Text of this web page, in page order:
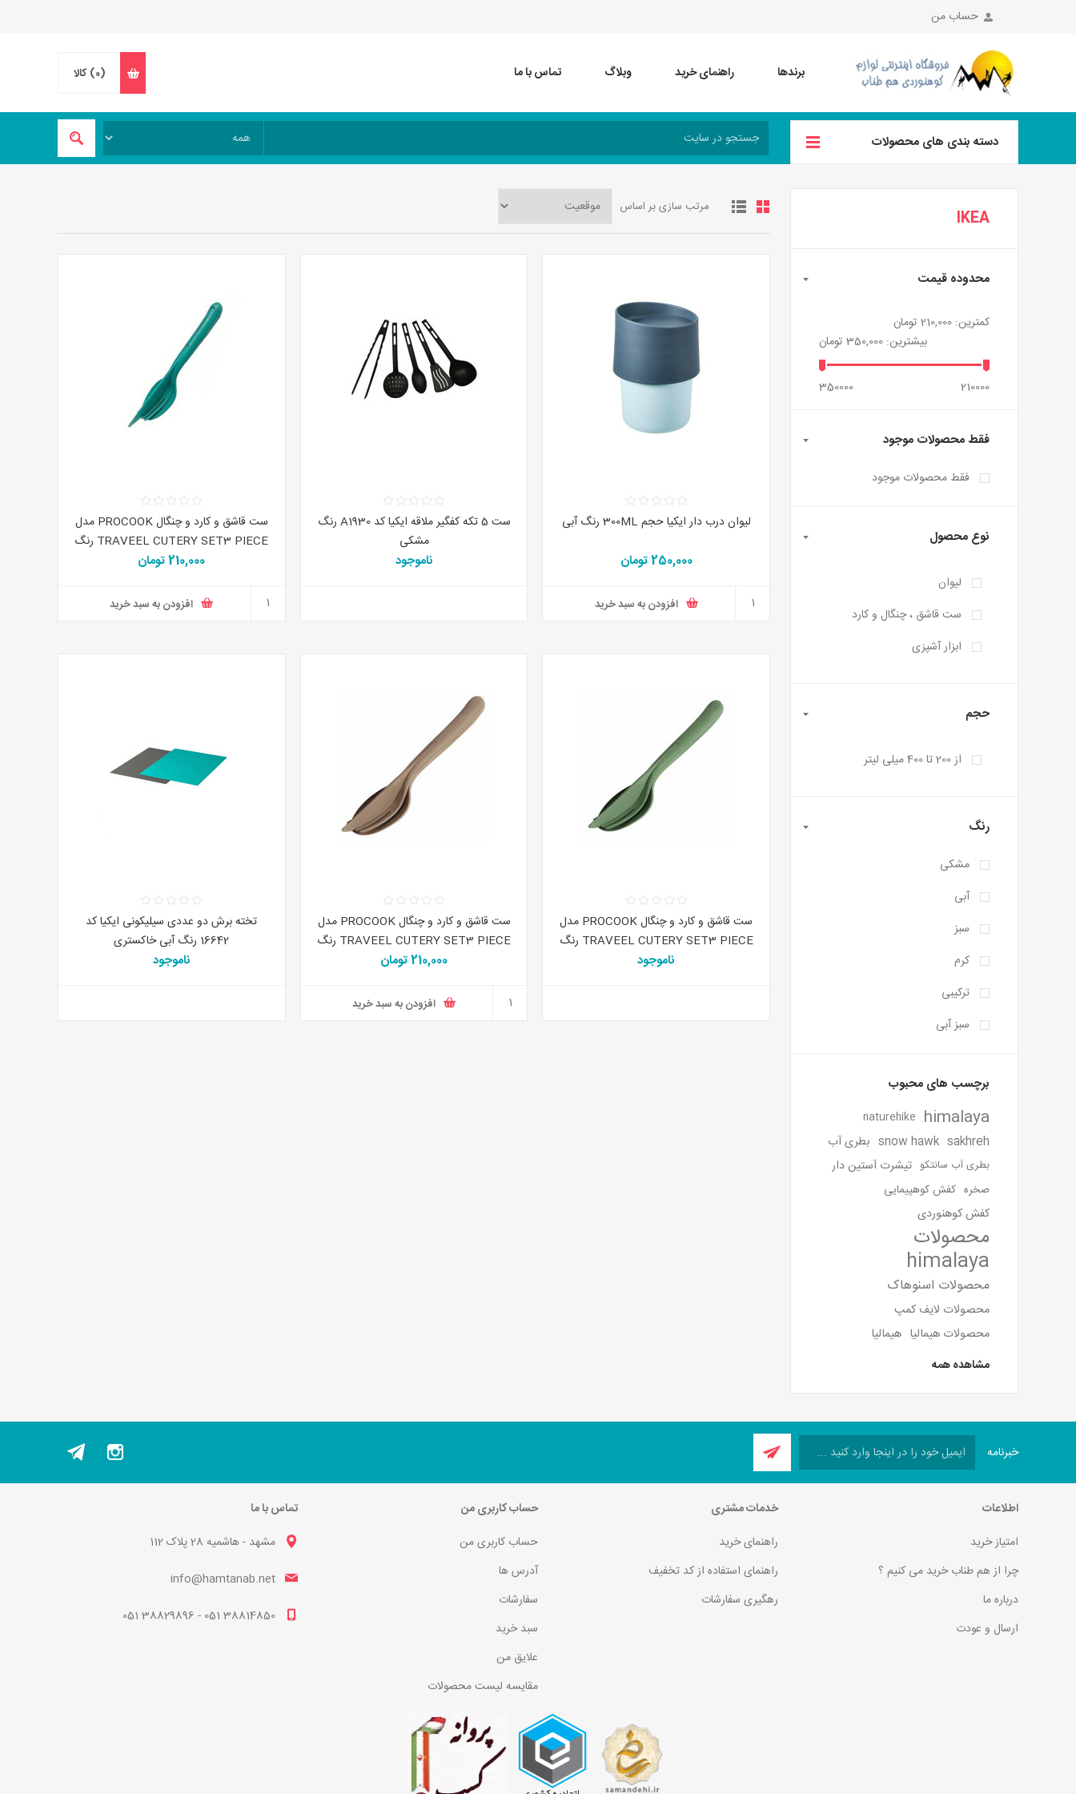
حساب من
برندها راهنمای خرید وبلاگ تماس با ما (0) کالا
دسته بندی های محصولات
مرتب سازی بر اساس
لیوان درب دار ایکیا حجم 300ML رنگ آبی
250,000 تومان
افزودن به سبد خرید
ست 5 تکه کفگیر ملاقه ایکیا کد A1930 رنگ
مشکی
ناموجود
ست قاشق و کارد و چنگال PROCOOK مدل
TRAVEEL CUTERY SET3 PIECE رنگ
سبز آبی
210,000 تومان
افزودن به سبد خرید
ست قاشق و کارد و چنگال PROCOOK مدل
TRAVEEL CUTERY SET3 PIECE رنگ
سبز
ناموجود
ست قاشق و کارد و چنگال PROCOOK مدل
TRAVEEL CUTERY SET3 PIECE رنگ
کرم
210,000 تومان
افزودن به سبد خرید
تخته برش دو عددی سیلیکونی ایکیا کد
16642 رنگ آبی خاکستری
ناموجود
IKEA
محدوده قیمت
کمترین: 210,000 تومان
بیشترین: 350,000 تومان
210000
350000
فقط محصولات موجود
فقط محصولات موجود
نوع محصول
لیوان
ست قاشق ، چنگال و کارد
ابزار آشپزی
حجم
از 200 تا 400 میلی لیتر
رنگ
مشکی
آبی
سبز
کرم
ترکیبی
سبز آبی
برچسب های محبوب
himalaya
naturehike
sakhreh
snow hawk بطری آب
بطری آب سانتکو تیشرت آستین دار
صخره کفش کوهپیمایی
کفش کوهنوردی
محصولات
himalaya
محصولات اسنوهاک
محصولات لایف کمپ
محصولات هیمالیا هیمالیا
مشاهده همه
خبرنامه
اطلاعات
امتیاز خرید
چرا از هم طناب خرید می کنیم ؟
درباره ما
ارسال و عودت
خدمات مشتری
راهنمای خرید
راهنمای استفاده از کد تخفیف
رهگیری سفارشات
حساب کاربری من
حساب کاربری من
آدرس ها
سفارشات
سبد خرید
علایق من
مقایسه لیست محصولات
تماس با ما
مشهد - هاشمیه 28 پلاک 112
info@hamtanab.net
38814850 051 - 38829896 051